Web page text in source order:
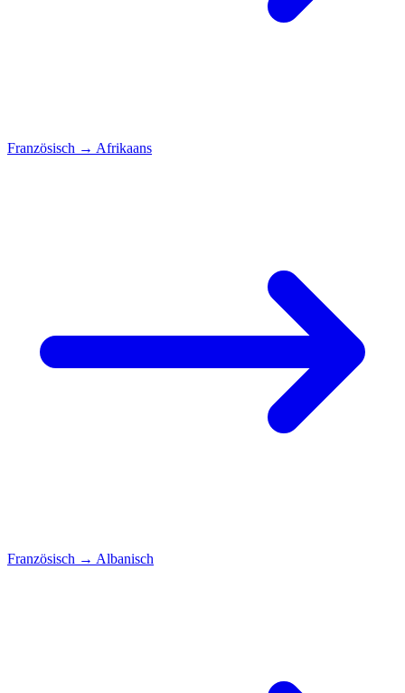
Französisch → Afrikaans
Französisch → Albanisch